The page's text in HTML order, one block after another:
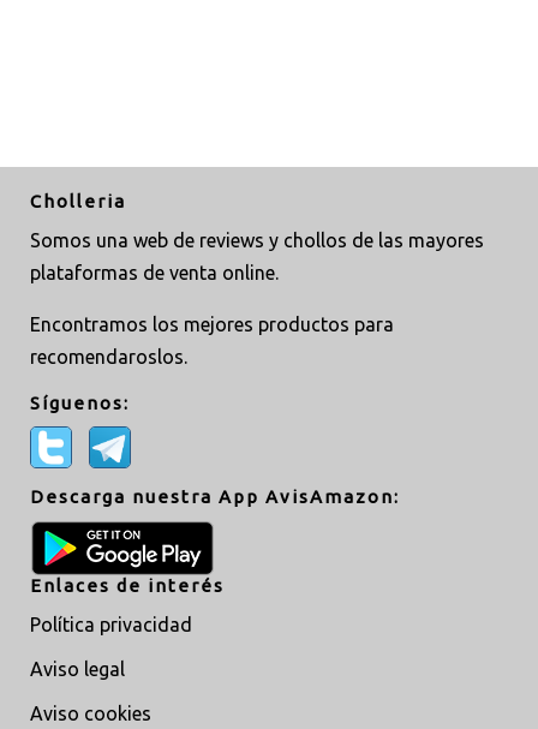
Cholleria
Somos una web de reviews y chollos de las mayores
plataformas de venta online.
Encontramos los mejores productos para
recomendaroslos.
Síguenos:
Descarga nuestra App AvisAmazon:
Enlaces de interés
Política privacidad
Aviso legal
Aviso cookies